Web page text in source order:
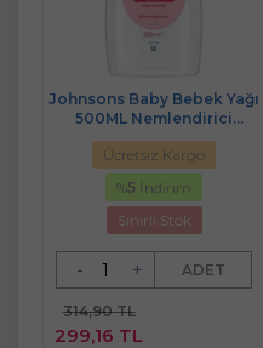
Johnsons Baby Bebek Yağı
500ML Nemlendirici
(Pembe)
Ücretsiz Kargo
%5 İndirim
Sınırlı Stok
- + ADET
314,90 TL
299,16 TL